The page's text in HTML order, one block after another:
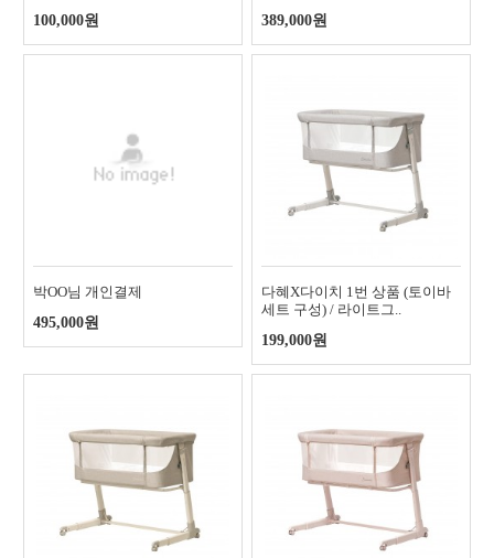
100,000원 389,000원
박OO님 개인결제
495,000원
다혜X다이치 1번 상품 (토이바
세트 구성) / 라이트그..
199,000원